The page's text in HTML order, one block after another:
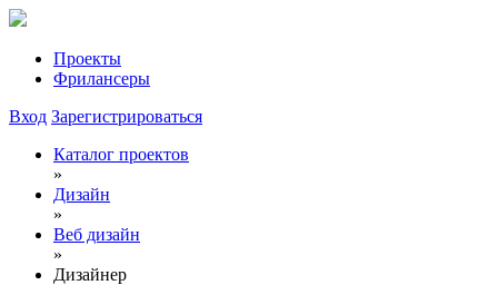
Проекты
Фрилансеры
Вход Зарегистрироваться
Каталог проектов
»
Дизайн
»
Веб дизайн
»
Дизайнер